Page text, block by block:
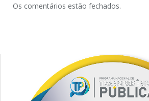
Os comentários estão fechados.